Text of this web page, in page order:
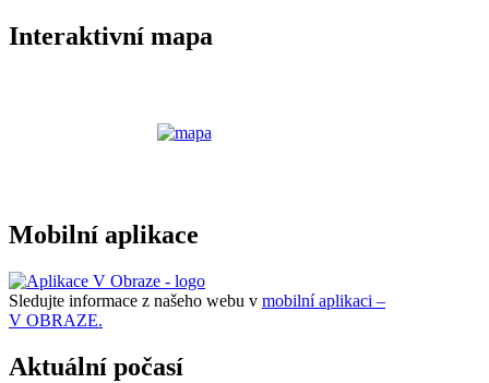
Interaktivní mapa
Mobilní aplikace
Sledujte informace z našeho webu v mobilní aplikaci –
V OBRAZE.
Aktuální počasí